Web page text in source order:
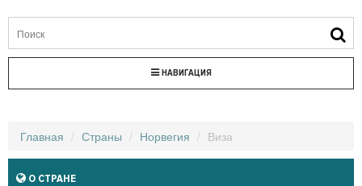
НАВИГАЦИЯ
Главная Страны Норвегия Виза
О СТРАНЕ